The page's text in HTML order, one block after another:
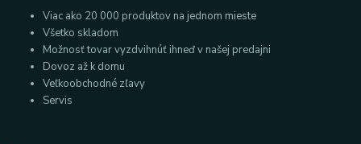
Viac ako 20 000 produktov na jednom mieste
Všetko skladom
Možnosť tovar vyzdvihnúť ihneď v našej predajni
Dovoz až k domu
Veľkoobchodné zľavy
Servis